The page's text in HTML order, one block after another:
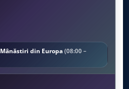
LIVE
Mânăstiri din Europa(08:00 –